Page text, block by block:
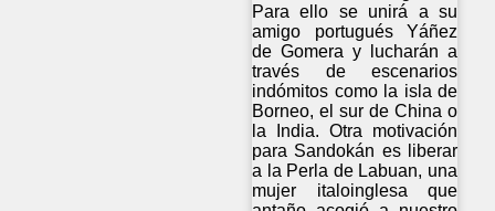
Para ello se unirá a su
amigo portugués Yáñez
de Gomera y lucharán a
través de escenarios
indómitos como la isla de
Borneo, el sur de China o
la India. Otra motivación
para Sandokán es liberar
a la Perla de Labuan, una
mujer italoinglesa que